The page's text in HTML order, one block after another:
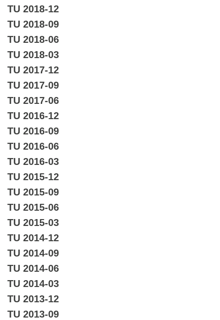
TU 2018-12
TU 2018-09
TU 2018-06
TU 2018-03
TU 2017-12
TU 2017-09
TU 2017-06
TU 2016-12
TU 2016-09
TU 2016-06
TU 2016-03
TU 2015-12
TU 2015-09
TU 2015-06
TU 2015-03
TU 2014-12
TU 2014-09
TU 2014-06
TU 2014-03
TU 2013-12
TU 2013-09